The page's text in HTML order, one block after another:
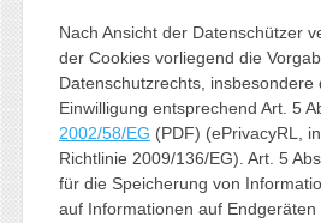
Nach Ansicht der Datenschützer
der Cookies vorliegend die
Datenschutzrechts, insbesondere
Einwilligung entsprechend Art. 5
2002/58/EG (PDF) (ePrivacyRL,
Richtlinie 2009/136/EG). Art. 5
für die Speicherung von
auf Informationen auf